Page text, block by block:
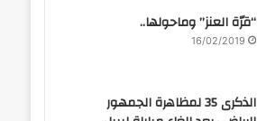
“قرّة العنز” وماحولها..
16/02/2019
الذكرى 35 لمظاهرة الجمهور